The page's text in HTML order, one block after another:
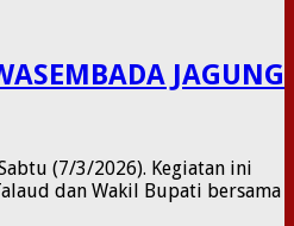
JAGUNG
(7/3/2026). Kegiatan ini
dan Wakil Bupati bersama